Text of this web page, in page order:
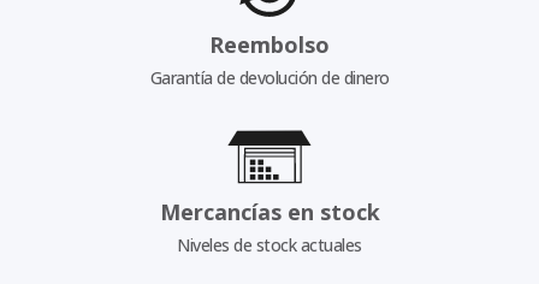
Reembolso
Garantía de devolución de dinero
Mercancías en stock
Niveles de stock actuales